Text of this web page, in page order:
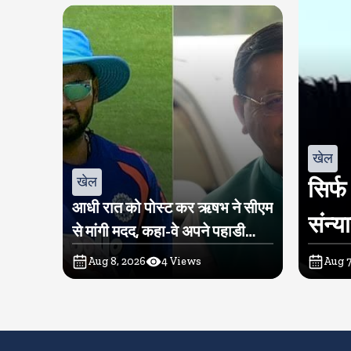
खेल
आधी रात को पोस्ट कर ऋषभ ने सीएम
से मांगी मदद, कहा-वे अपने पहाडी
लोगों के बीच लौटना चाहते हैं
Aug 8, 2026 4Views
खेल
Aug